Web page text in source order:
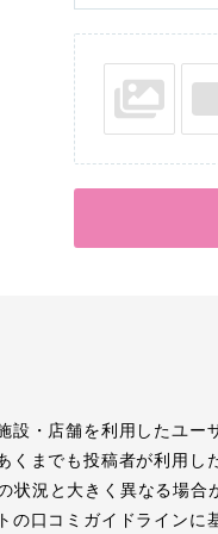
・店舗を利用したユー
くまでも投稿者が利用し
状況と大きく異なる場合
の口コミガイドラインに